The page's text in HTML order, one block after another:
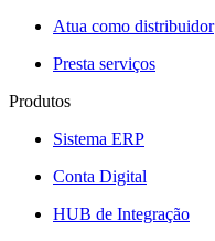
Atua como distribuidor
Presta serviços
Produtos
Sistema ERP
Conta Digital
HUB de Integração